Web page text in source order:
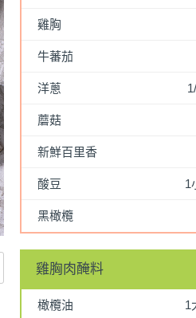
雞胸
牛蕃茄
洋蔥
蘑菇
新鮮百里香
酸豆 1
黑橄欖
雞胸肉醃料
橄欖油 1